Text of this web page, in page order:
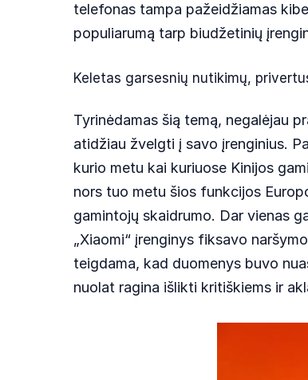
telefonas tampa pažeidžiamas
populiarumą tarp biudžetinių
Keletas garsesnių nutikimų,
Tyrinėdamas šią temą, negalėjau
atidžiau žvelgti į savo įrenginius.
kurio metu kai kuriuose Kinijos
nors tuo metu šios funkcijos
gamintojų skaidrumo. Dar vienas
„Xiaomi“ įrenginys fiksavo
teigdama, kad duomenys buvo
nuolat ragina išlikti kritiškiems ir